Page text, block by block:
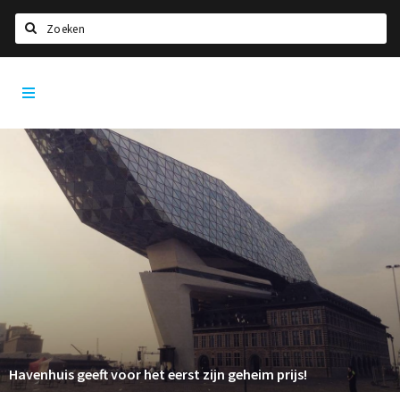
Home
Agenda
Deals
Party pics
Nieuws, interviews & blogs
Slapen
Recreatief
Winkels
Havenhuis geeft voor het eerst zijn geheim prijs!